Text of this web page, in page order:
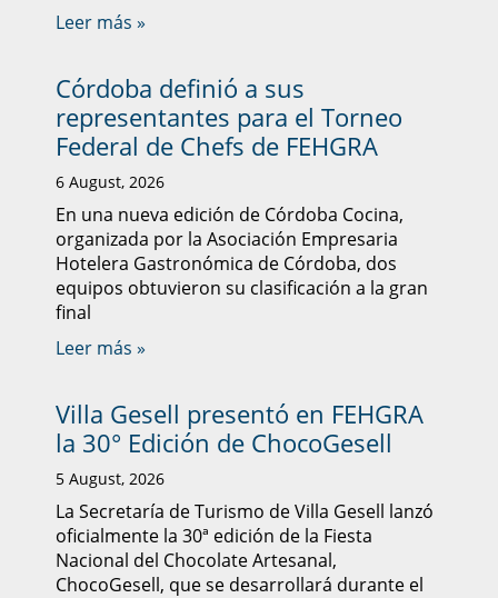
Leer más »
Córdoba definió a sus
representantes para el Torneo
Federal de Chefs de FEHGRA
6 August, 2026
En una nueva edición de Córdoba Cocina,
organizada por la Asociación Empresaria
Hotelera Gastronómica de Córdoba, dos
equipos obtuvieron su clasificación a la gran
final
Leer más »
Villa Gesell presentó en FEHGRA
la 30° Edición de ChocoGesell
5 August, 2026
La Secretaría de Turismo de Villa Gesell lanzó
oficialmente la 30ª edición de la Fiesta
Nacional del Chocolate Artesanal,
ChocoGesell, que se desarrollará durante el